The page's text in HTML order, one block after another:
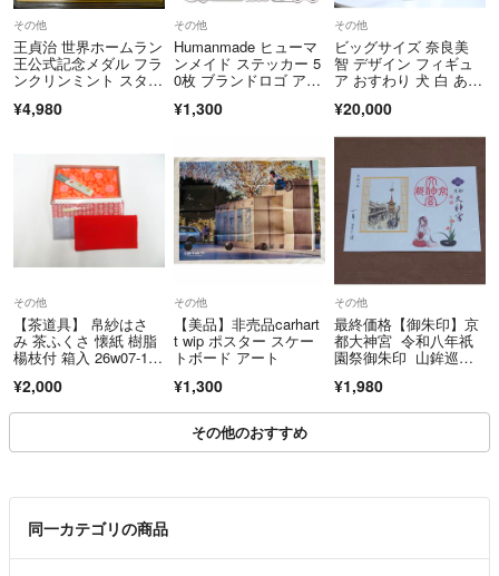
その他
王貞治 世界ホームラン
王公式記念メダル フラ
ンクリンミント スター
¥4,980
その他
Humanmade ヒューマ
ンメイド ステッカー 5
0枚 ブランドロゴ アパ
¥1,300
その他
ビッグサイズ 奈良美
智 デザイン フィギュ
ア おすわり 犬 白 あお
きい オブジェ
¥20,000
その他
【茶道具】 帛紗はさ
み 茶ふくさ 懐紙 樹脂
楊枝付 箱入 26w07-106
¥2,000
その他
【美品】非売品carhart
t wip ポスター スケー
トボード アート
¥1,300
その他
最終価格【御朱印】京
都大神宮 令和八年祇
園祭御朱印 山鉾巡行
扇
¥1,980
その他のおすすめ
同一カテゴリの商品